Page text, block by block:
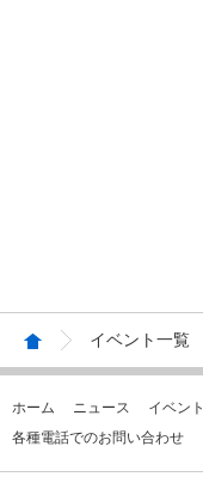
イベント一覧
ホーム ニュース イベント
各種電話でのお問い合わせ